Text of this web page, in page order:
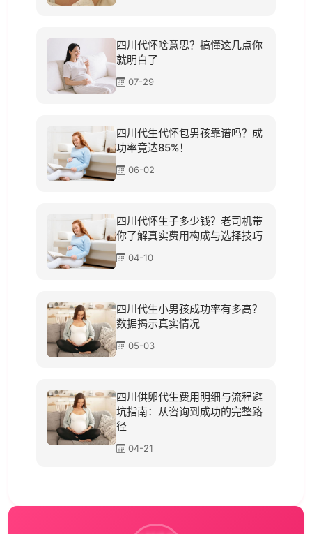
四川代怀啥意思？搞懂这几点你
就明白了
07-29
四川代生代怀包男孩靠谱吗？成
功率竟达85%！
06-02
四川代怀生子多少钱？老司机带
你了解真实费用构成与选择技巧
04-10
四川代生小男孩成功率有多高？
数据揭示真实情况
05-03
四川供卵代生费用明细与流程避
坑指南：从咨询到成功的完整路
径
04-21